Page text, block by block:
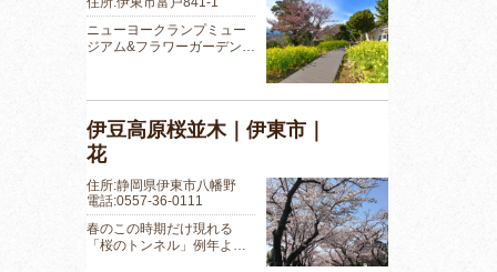
ニューヨークランプミュー
ジアム&フラワーガーデン…
伊豆高原桜並木｜伊東市｜
花
住所:静岡県伊東市八幡野
電話:0557-36-0111
春のこの時期だけ現れる
「桜のトンネル」例年よ…